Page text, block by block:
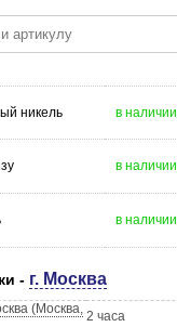
никель в наличии
в наличии
в наличии
- г. Москва
(Москва, 2 часа